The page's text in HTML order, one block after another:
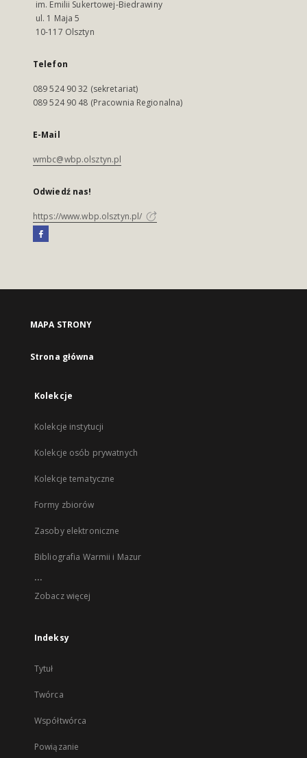
im. Emilii Sukertowej-Biedrawiny
ul. 1 Maja 5
10-117 Olsztyn
Telefon
089 524 90 32 (sekretariat)
089 524 90 48 (Pracownia Regionalna)
E-Mail
wmbc@wbp.olsztyn.pl
Odwiedź nas!
https://www.wbp.olsztyn.pl/
MAPA STRONY
Strona główna
Kolekcje
Kolekcje instytucji
Kolekcje osób prywatnych
Kolekcje tematyczne
Formy zbiorów
Zasoby elektroniczne
Bibliografia Warmii i Mazur
...
Zobacz więcej
Indeksy
Tytuł
Twórca
Współtwórca
Powiązanie